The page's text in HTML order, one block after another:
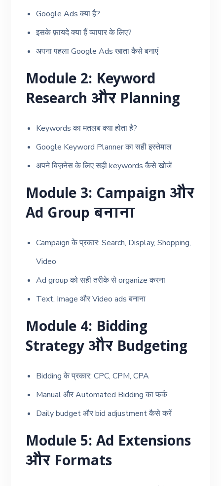
Google Ads क्या है?
इसके फ़ायदे क्या हैं व्यापार के लिए?
अपना पहला Google Ads खाता कैसे बनाएं
Module 2: Keyword
Research और Planning
Keywords का मतलब क्या होता है?
Google Keyword Planner का सही इस्तेमाल
अपने बिज़नेस के लिए सही keywords कैसे खोजें
Module 3: Campaign और
Ad Group बनाना
Campaign के प्रकार: Search, Display, Shopping,
Video
Ad group को सही तरीके से organize करना
Text, Image और Video ads बनाना
Module 4: Bidding
Strategy और Budgeting
Bidding के प्रकार: CPC, CPM, CPA
Manual और Automated Bidding का फर्क
Daily budget और bid adjustment कैसे करें
Module 5: Ad Extensions
और Formats